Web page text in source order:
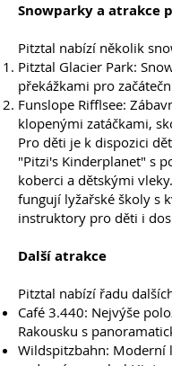
Snowparky a atrakce
Pitztal nabízí několik
Pitztal Glacier Park:
překážkami pro
Funslope Rifflsee:
klopenými zatáčkami,
Pro děti je k dispozici
"Pitzi's Kinderplanet" s
koberci a dětskými
fungují lyžařské školy s
instruktory pro děti i
Další atrakce
Pitztal nabízí řadu
Café 3.440: Nejvýše
Rakousku s
Wildspitzbahn: Moderní